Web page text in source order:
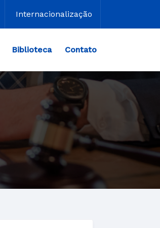
Internacionalização
Biblioteca Contato